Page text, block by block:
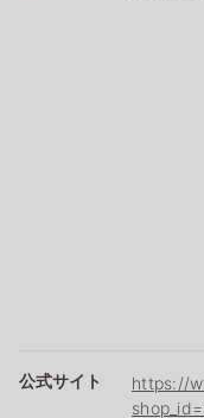
公式サイト
https://